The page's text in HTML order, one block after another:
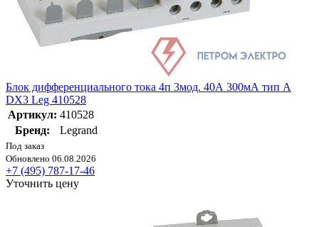
Блок дифференциального тока 4п 3мод. 40А 300мА тип A
DX3 Leg 410528
Артикул: 410528
Бренд:
Legrand
Под заказ
Обновлено 06.08.2026
+7 (495) 787-17-46
Уточнить цену